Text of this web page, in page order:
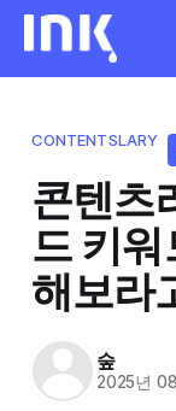
CONTENTSLARY
콘텐츠
드 키
해보라
숲
2025년